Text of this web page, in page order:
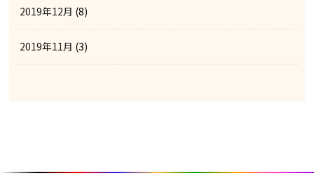
2019年12月 (8)
2019年11月 (3)